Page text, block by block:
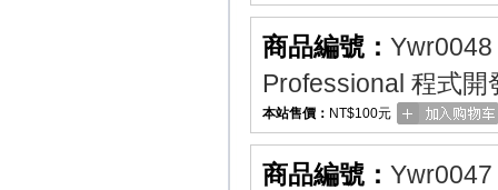
商品編號： Ywr0048
Professional 程式
本站售價： NT$100元
商品編號： Ywr0047